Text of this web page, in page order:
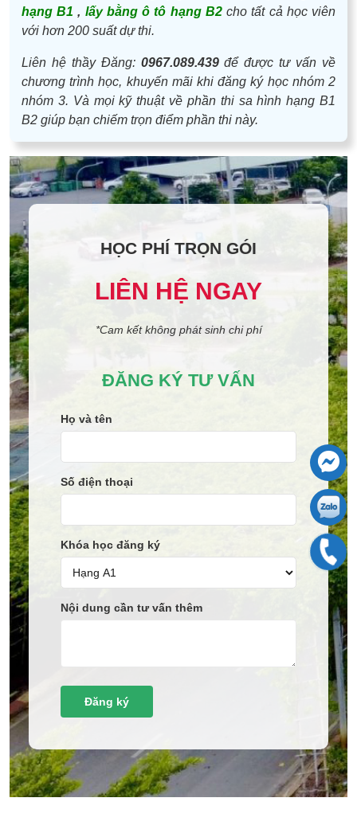
hạng B1 , lấy bằng ô tô hạng B2cho tất cả học viên
với hơn 200 suất dự thi.
Liên hệ thầy Đăng: 0967.089.439để được tư vấn về
chương trình học, khuyến mãi khi đăng ký học nhóm 2
nhóm 3. Và mọi kỹ thuật về phần thi sa hình hạng B1
B2 giúp bạn chiếm trọn điểm phần thi này.
HỌC PHÍ TRỌN GÓI
LIÊN HỆ NGAY
*Cam kết không phát sinh chi phí
ĐĂNG KÝ TƯ VẤN
Họ và tên
Số điện thoại
Khóa học đăng ký
Nội dung cần tư vấn thêm